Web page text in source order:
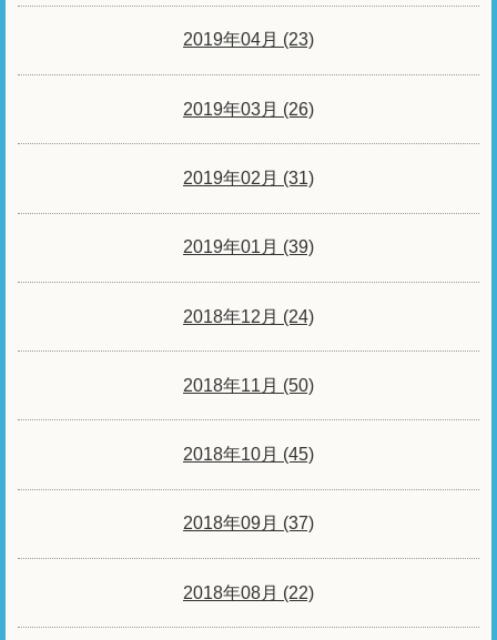
2019年04月 (23)
2019年03月 (26)
2019年02月 (31)
2019年01月 (39)
2018年12月 (24)
2018年11月 (50)
2018年10月 (45)
2018年09月 (37)
2018年08月 (22)